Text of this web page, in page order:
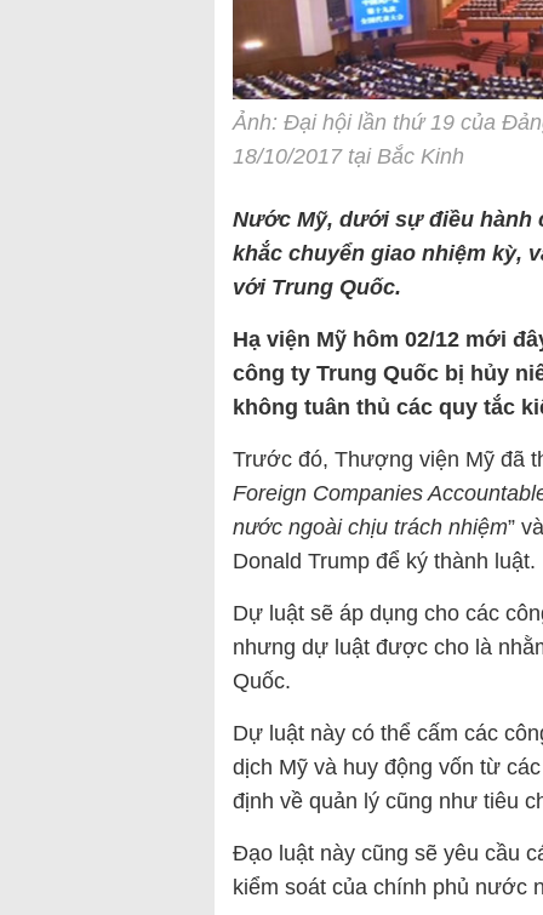
Ảnh: Đại hội lần thứ 19 của
18/10/2017 tại Bắc Kinh
Nước Mỹ, dưới sự điều hành
khắc chuyển giao nhiệm kỳ,
với Trung Quốc.
Hạ viện Mỹ hôm 02/12 mới
công ty Trung Quốc bị hủy
không tuân thủ các quy tắc
Trước đó, Thượng viện Mỹ đã
Foreign Companies
nước ngoài chịu trách nhiệm”
Donald Trump để ký thành luật.
Dự luật sẽ áp dụng cho các
nhưng dự luật được cho là
Quốc.
Dự luật này có thể cấm các
dịch Mỹ và huy động vốn từ
định về quản lý cũng như tiêu
Đạo luật này cũng sẽ yêu cầu
kiểm soát của chính phủ nước